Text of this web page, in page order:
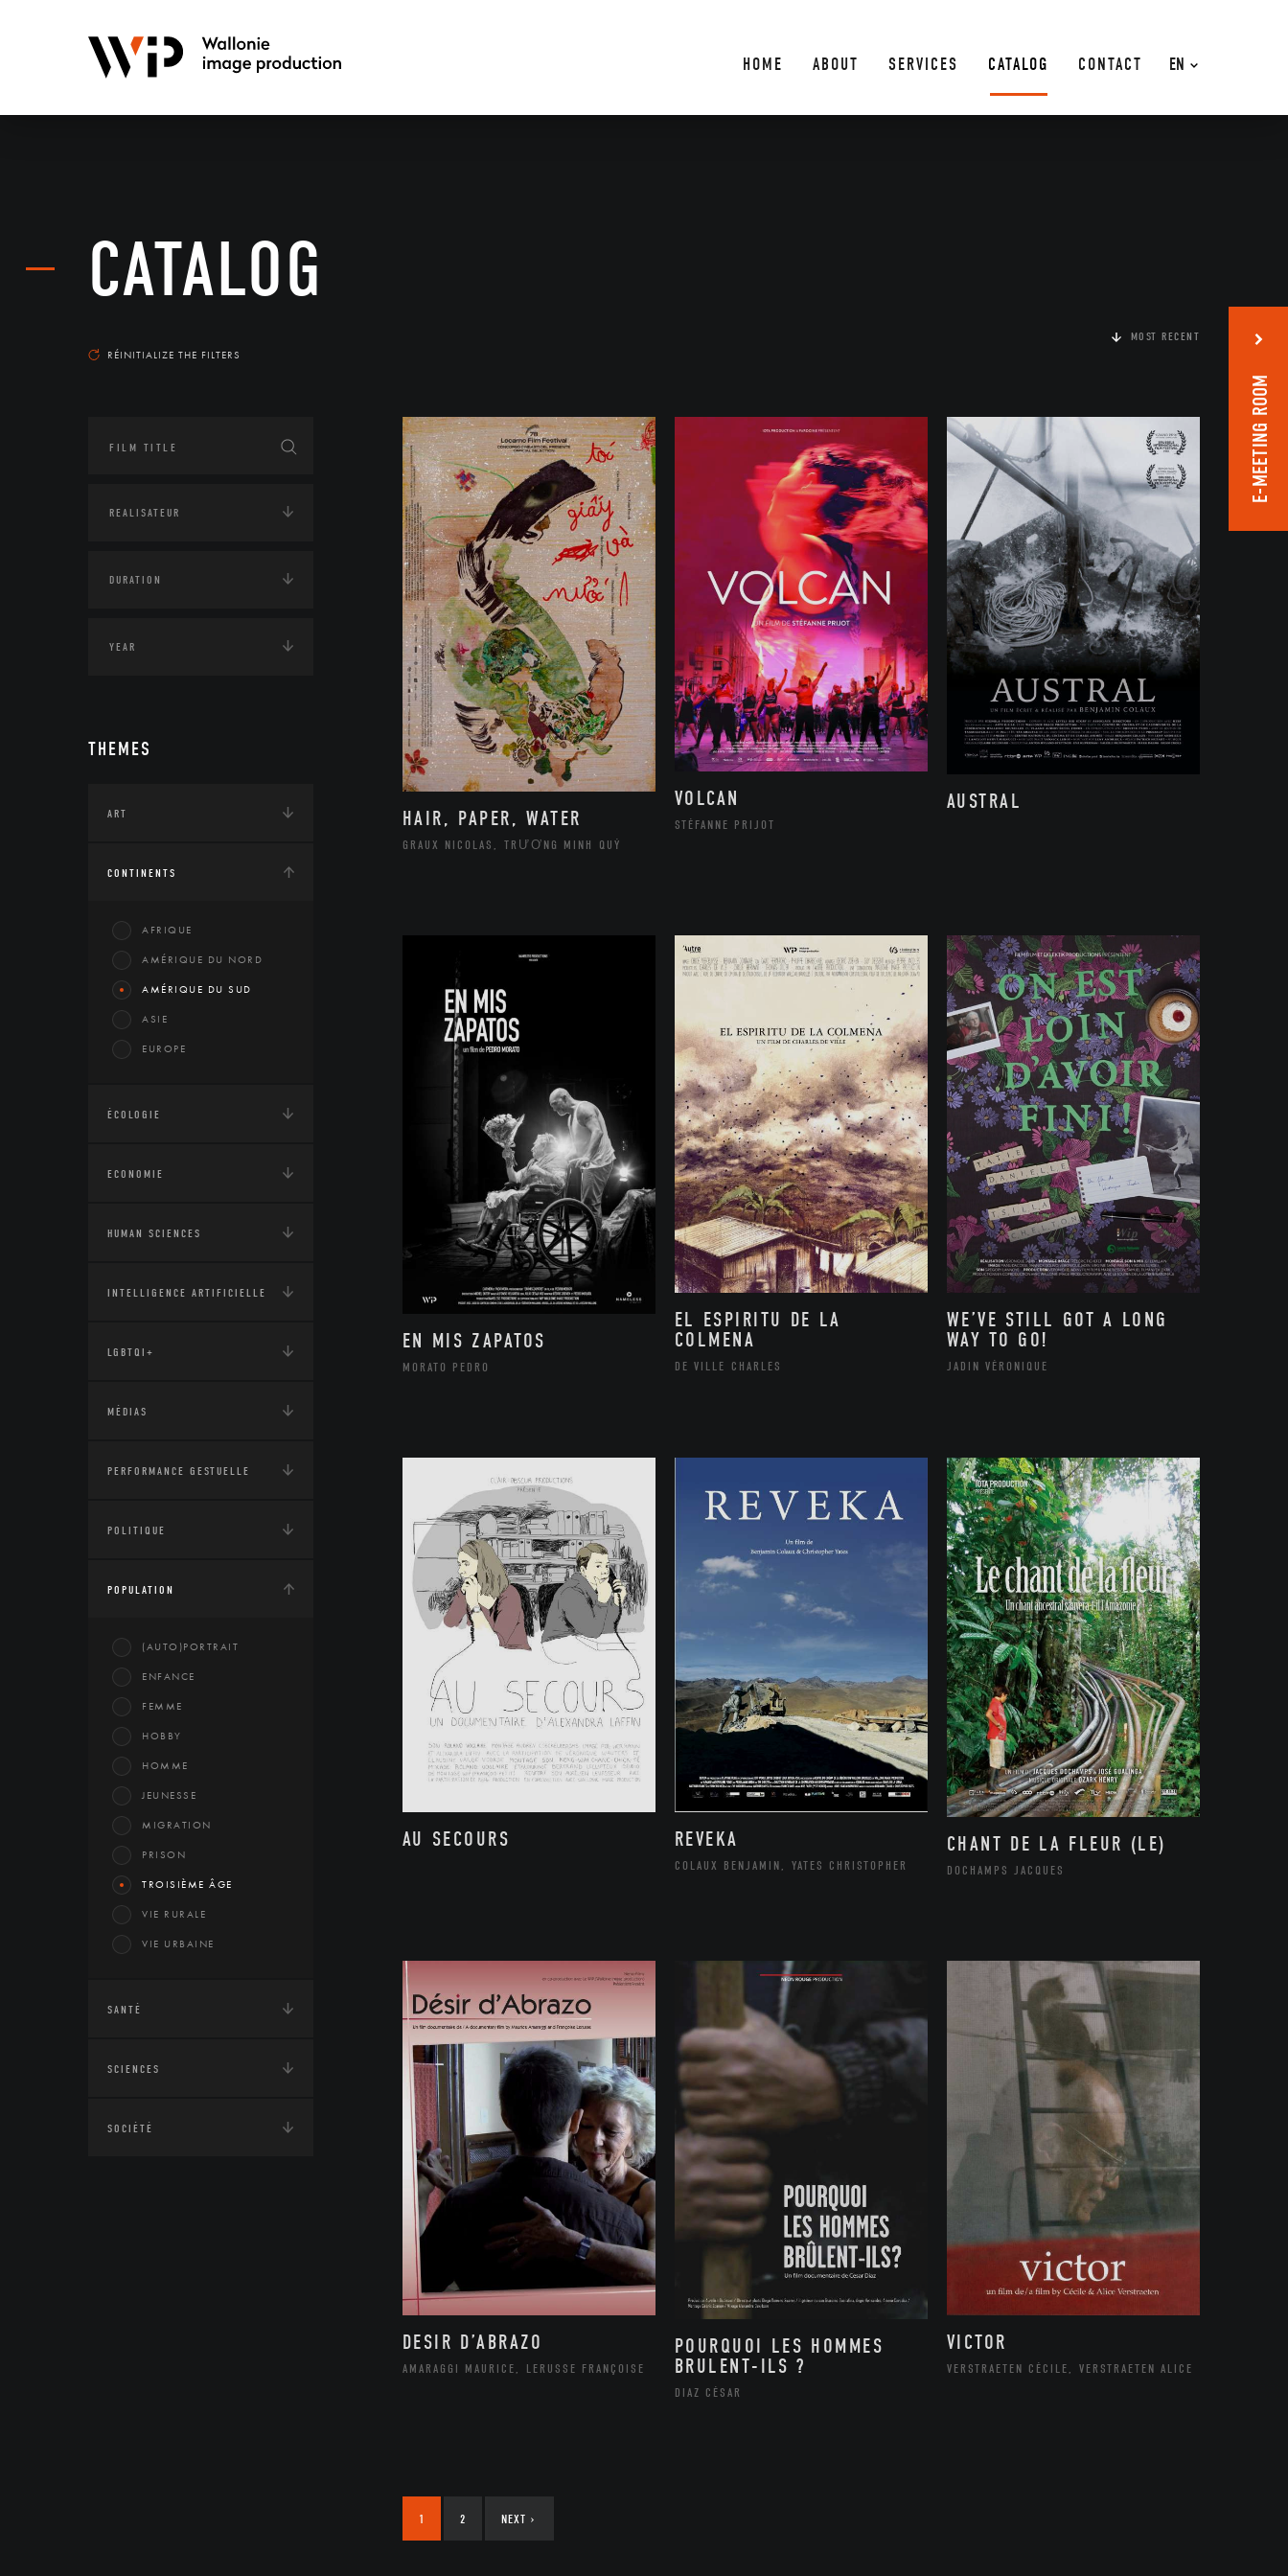
EN
HOME ABOUT SERVICES CATALOG CONTACT
CATALOG
RÉINITIALIZE THE FILTERS
THEMES
ART
CONTINENTS
AFRIQUE
AMÉRIQUE DU NORD
AMÉRIQUE DU SUD
ASIE
EUROPE
ÉCOLOGIE
ECONOMIE
HUMAN SCIENCES
INTELLIGENCE ARTIFICIELLE
LGBTQI+
MÉDIAS
PERFORMANCE GESTUELLE
POLITIQUE
POPULATION
(AUTO)PORTRAIT
ENFANCE
FEMME
HOBBY
HOMME
JEUNESSE
MIGRATION
PRISON
TROISIÈME ÂGE
VIE RURALE
VIE URBAINE
SANTÉ
SCIENCES
SOCIÉTÉ
MOST RECENT
HAIR, PAPER, WATER
GRAUX NICOLAS, TRƯƠNG MINH QUÝ
VOLCAN
STÉFANNE PRIJOT
AUSTRAL
EN MIS ZAPATOS
MORATO PEDRO
EL ESPIRITU DE LA
COLMENA
DE VILLE CHARLES
WE’VE STILL GOT A LONG
WAY TO GO!
JADIN VÉRONIQUE
AU SECOURS REVEKA
COLAUX BENJAMIN, YATES CHRISTOPHER
CHANT DE LA FLEUR (LE)
DOCHAMPS JACQUES
DESIR D’ABRAZO
AMARAGGI MAURICE, LERUSSE FRANÇOISE
POURQUOI LES HOMMES
BRULENT-ILS ?
DIAZ CÉSAR
VICTOR
VERSTRAETEN CÉCILE, VERSTRAETEN ALICE
1 2 NEXT ›
E-MEETING ROOM